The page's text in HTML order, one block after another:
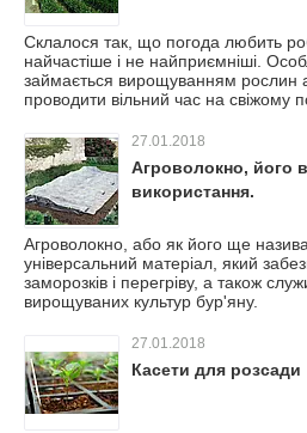
Склалося так, що погода любить
найчастіше і не найприємніші.
займається вирощуванням рослин
проводити вільний час на свіжому
27.01.2018
Агроволокно, його
використання.
Агроволокно, або як його ще
універсальний матеріал, який
заморозків і перегріву, а також
вирощуваних культур бур'яну.
27.01.2018
Касети для розсади